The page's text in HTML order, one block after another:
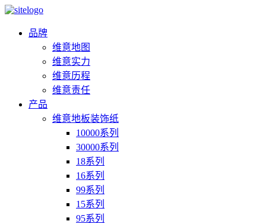
品牌
维意地图
维意实力
维意历程
维意责任
产品
维意地板装饰纸
10000系列
30000系列
18系列
16系列
99系列
15系列
95系列